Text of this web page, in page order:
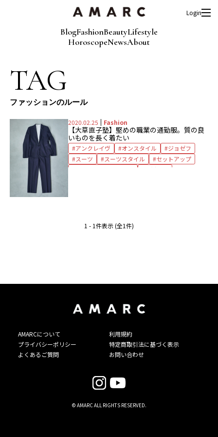
BlogFashionBeautyLifestyle
HoroscopeNewsAbout
Login
TAG
ファッションのルール
2020.02.25 Fashion
【大草直子塾】堅めの職業の通勤服。質の良
いものを長く着たい
アンクレイヴ オンスタイル
ジョゼフ
スーツ
スーツスタイル
セットアップ
冠婚葬祭
1 - 1件表示 (全1件)
AMARCについて
利用規約
プライバシーポリシー
特定商取引法に基づく表示
よくあるご質問
お問い合わせ
© AMARC ALL RIGHTS RESERVED.